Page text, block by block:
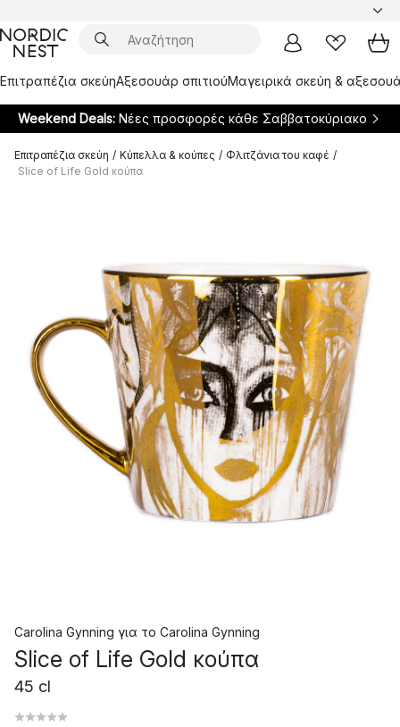
Επιτραπέζια σκεύηΑξεσουάρ σπιτιούΜαγειρικά σκεύη &
Weekend Deals: Νέες προσφορές κάθε Σαββατοκύριακο
Επιτραπέζια σκεύη / Κύπελλα & κούπες / Φλιτζάνια του καφέ /
Slice of Life Gold κούπα
Carolina Gynning για το Carolina Gynning
Slice of Life Gold κούπα
45 cl